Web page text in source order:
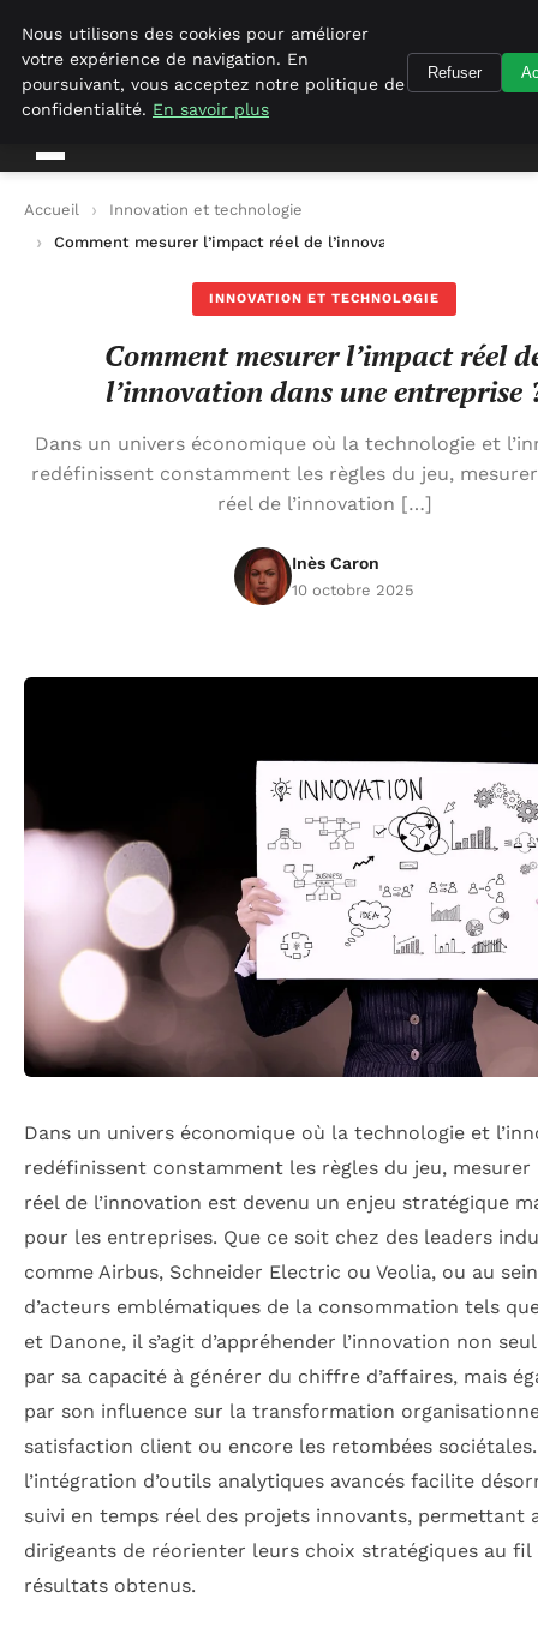
Geekgumbo
Accueil
Innovation et technologie
Comment mesurer l’impact réel de l’innovation dans une
INNOVATION ET TECHNOLOGIE
Comment mesurer l’impact réel
l’innovation dans une entreprise
Dans un univers économique où la technologie et
redéfinissent constamment les règles du jeu,
réel de l’innovation […]
Inès Caron
10 octobre 2025
Dans un univers économique où la technologie et
redéfinissent constamment les règles du jeu, mesurer
réel de l’innovation est devenu un enjeu stratégique
pour les entreprises. Que ce soit chez des leaders
comme Airbus, Schneider Electric ou Veolia, ou au sein
d’acteurs emblématiques de la consommation tels que
et Danone, il s’agit d’appréhender l’innovation non
par sa capacité à générer du chiffre d’affaires, mais
par son influence sur la transformation
satisfaction client ou encore les retombées sociétales.
l’intégration d’outils analytiques avancés facilite
suivi en temps réel des projets innovants, permettant
dirigeants de réorienter leurs choix stratégiques au fil
résultats obtenus.
Nous utilisons des cookies pour améliorer
votre expérience de navigation. En
poursuivant, vous acceptez notre politique de
confidentialité. En savoir plus
Refuser